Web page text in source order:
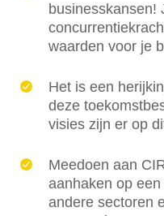
businesskansen!
waarden voor je
Het is een
deze
visies zijn er op
Meedoen aan
aanhaken op
andere sectoren